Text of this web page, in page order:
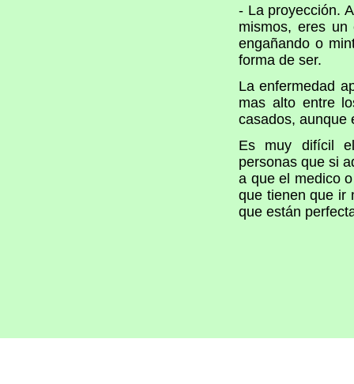
- La proyección.
mismos, eres
engañando o
forma de ser.
La enfermedad
mas alto entre
casados, aunque
Es muy difícil
personas que si
a que el medico
que tienen que ir
que están